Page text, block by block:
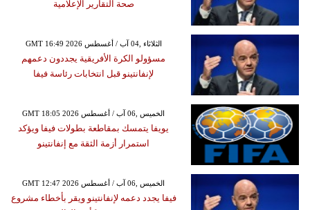
صحة التقارير الإعلامية
GMT 16:49 2026 الثلاثاء ,04 آب / أغسطس
مسؤولو الكرة الأفريقية يجددون دعمهم
لإنفانتينو قبل انتخابات رئاسة فيفا
GMT 18:05 2026 الخميس ,06 آب / أغسطس
يويفا يتمسك بمقاطعة بطولات فيفا ويؤكد
استمرار أزمة الثقة مع إنفانتينو
GMT 12:47 2026 الخميس ,06 آب / أغسطس
فيفا يجدد دعمه لإنفانتينو ويقر بأخطاء مشروع